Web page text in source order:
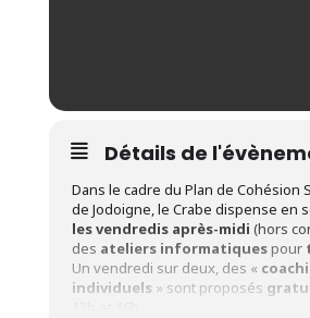
Détails de
Dans le cadre du Plan de Cohésion
de Jodoigne, le Crabe dispense en
les vendredis après-midi (hors
des ateliers informatiquespour
Un vendredi sur deux, des «
individuels » sont proposés